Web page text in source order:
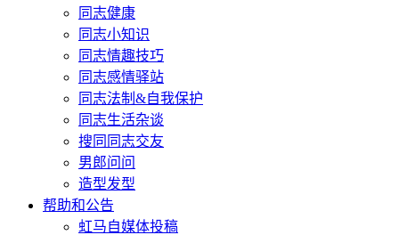
同志健康
同志小知识
同志情趣技巧
同志感情驿站
同志法制&自我保护
同志生活杂谈
搜同同志交友
男郎问问
造型发型
帮助和公告
虹马自媒体投稿